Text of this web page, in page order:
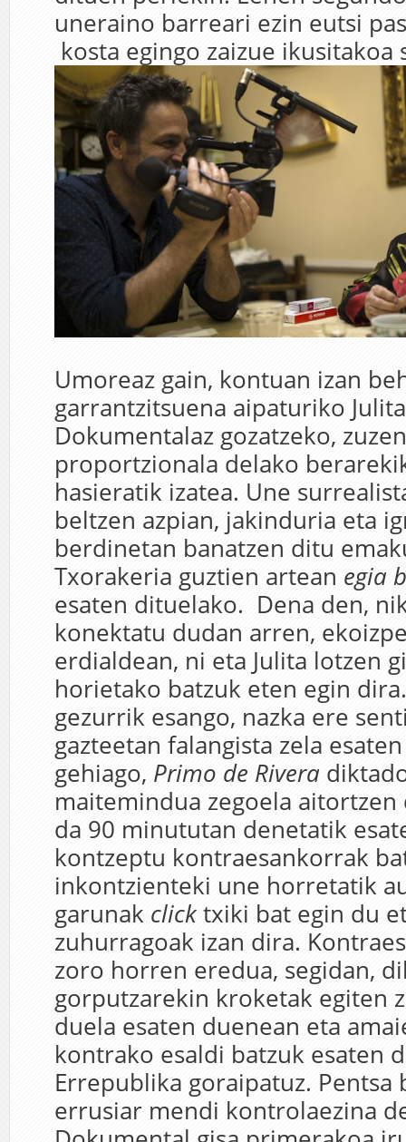
uneraino barreari ezin eutsi
kosta egingo zaizue ikusitakoa
Umoreaz gain, kontuan izan
garrantzitsuena aipaturiko
Dokumentalaz gozatzeko,
proportzionala delako
hasieratik izatea. Une
beltzen azpian, jakinduria eta
berdinetan banatzen ditu
Txorakeria guztien artean egia
esaten dituelako. Dena den,
konektatu dudan arren,
erdialdean, ni eta Julita lotzen
horietako batzuk eten egin
gezurrik esango, nazka ere
gazteetan falangista zela
gehiago, Primo de Rivera
maitemindua zegoela
da 90 minututan denetatik
kontzeptu kontraesankorrak
inkontzienteki une horretatik
garunak click txiki bat egin du
zuhurragoak izan dira.
zoro horren eredua, segidan,
gorputzarekin kroketak egiten
duela esaten duenean eta
kontrako esaldi batzuk esaten
Errepublika goraipatuz. Pentsa
errusiar mendi kontrolaezina